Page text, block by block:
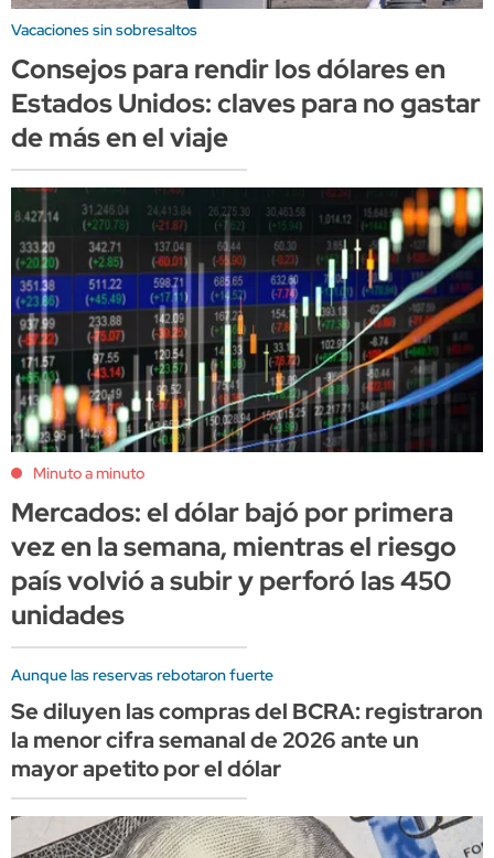
Vacaciones sin sobresaltos
Consejos para rendir los dólares en
Estados Unidos: claves para no gastar
de más en el viaje
Minuto a minuto
Mercados: el dólar bajó por primera
vez en la semana, mientras el riesgo
país volvió a subir y perforó las 450
unidades
Aunque las reservas rebotaron fuerte
Se diluyen las compras del BCRA: registraron
la menor cifra semanal de 2026 ante un
mayor apetito por el dólar